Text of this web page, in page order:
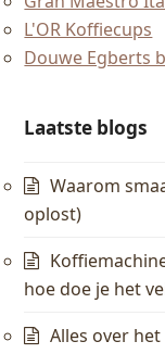
L'OR Koffiecups
Douwe Egberts
Laatste blogs
Waarom
oplost)
hoe doe je het
Alles over